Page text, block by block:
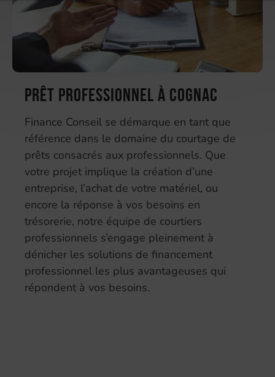
Prêt professionnel à Cognac
Finance Conseil se démarque en tant que
référence dans le domaine du courtage de
prêts consacrés aux professionnels. Que
votre projet implique la création d’une
entreprise, l’achat de votre matériel, ou
encore la réponse à vos besoins en
trésorerie, notre équipe de courtiers
professionnels s’engage pleinement à
dénicher les solutions de financement
professionnel les plus avantageuses qui
répondent à vos besoins.